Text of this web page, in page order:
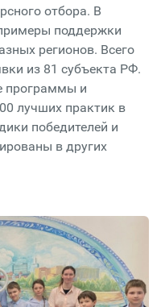
отбора. В
поддержки
регионов. Всего
из 81 субъекта РФ.
программы и
лучших практик в
победителей и
в других